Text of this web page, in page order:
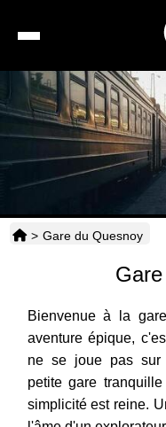
> Gare du Quesnoy
Bienvenue à la
aventure épique,
ne se joue pas sur
petite gare
simplicité est reine.